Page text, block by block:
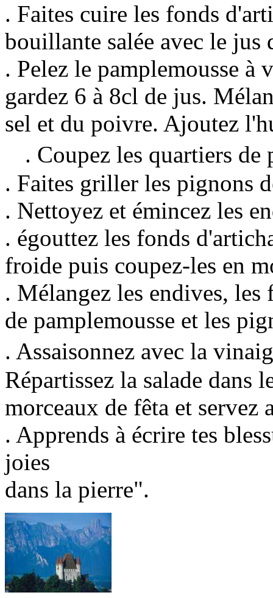
. Faites cuire les fonds
bouillante salée avec le jus
. Pelez le pamplemousse à
gardez 6 à 8cl de jus.
sel et du poivre. Ajoutez
. Coupez les quartiers de
. Faites griller les pignons
. Nettoyez et émincez les
. égouttez les fonds
froide puis coupez-les en
. Mélangez les endives,
de pamplemousse et les
. Assaisonnez avec la
Répartissez la salade dans
morceaux de fêta et servez
. Apprends à écrire tes
joies
dans la pierre".